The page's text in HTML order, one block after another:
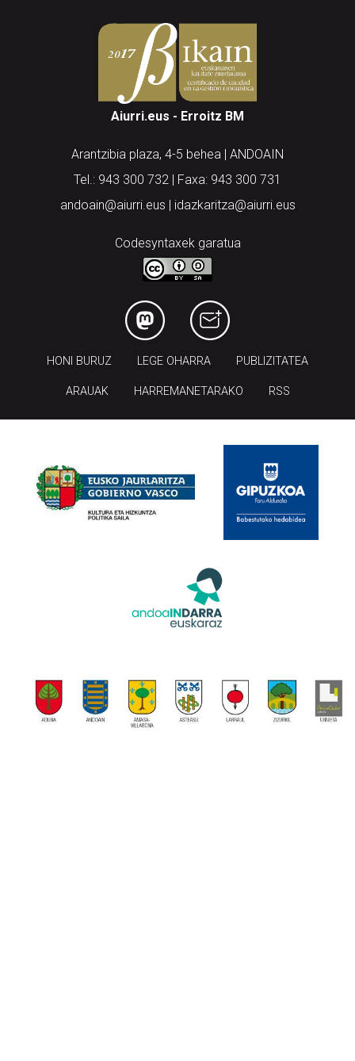
Aiurri.eus - Erroitz BM
Arantzibia plaza, 4-5 behea | ANDOAIN
Tel.: 943 300 732 | Faxa: 943 300 731
andoain@aiurri.eus | idazkaritza@aiurri.eus
Codesyntaxek garatua
HONI BURUZ LEGE OHARRA PUBLIZITATEA
ARAUAK HARREMANETARAKO RSS